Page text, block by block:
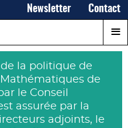
Newsletter Contact
≡
la politique de
de
le Conseil
assurée par la
adjoints, le